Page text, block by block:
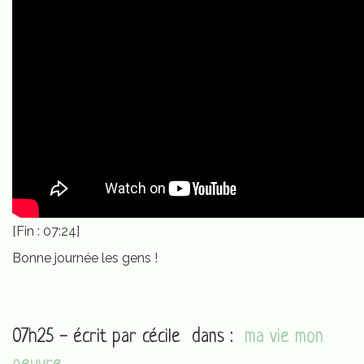
[Fin : 07:24]
Bonne journée les gens !
07h25 - écrit par cécile dans : ma vie mon